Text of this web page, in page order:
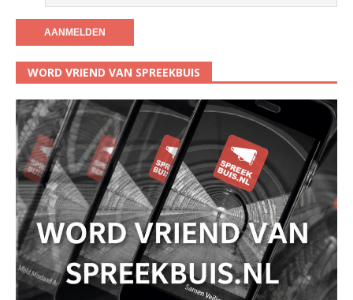
WORD VRIEND VAN SPREEKBUIS